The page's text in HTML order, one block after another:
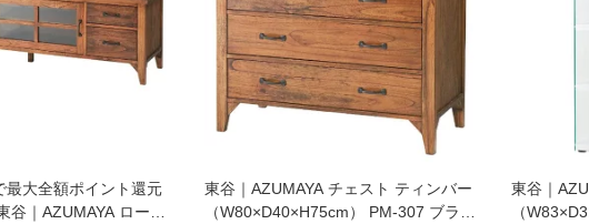
最大全額ポイント還元
谷｜AZUMAYA ローボ
東谷｜AZUMAYA チェスト ティンバー
（W80×D40×H75cm） PM-307 ブラウ
東谷｜
（